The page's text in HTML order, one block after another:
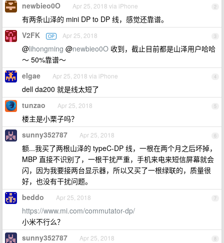
2
newbieo0O Apr 25, 2018 via iPhone
有两条山泽的 mini DP to DP 线，感觉还靠谱。
3
V2FK OP Apr 25, 2018
@lihongming @newbieo0O 收到，截止目前都是山泽用户哈哈
～ 50%靠谱～
4
elgae Apr 25, 2018 via iPhone
dell da200 就是线太短了
5
tunzao Apr 25, 2018
楼主是小栗子吗？
6
sunny352787 Apr 25, 2018
额...我买了两根山泽的 typeC-DP 线，一根在两个月之后坏掉，
MBP 直接不识别了，一根干扰严重，手机来电来短信屏幕就会
闪，因为我要接两台显示器，所以又买了一根绿联的，质量很
好，也没有干扰问题。
7
beddo Apr 25, 2018
https://www.mi.com/commutator-dp/
小米不行么？
8
sunny352787 Apr 25, 2018